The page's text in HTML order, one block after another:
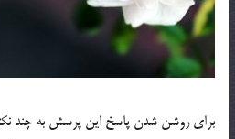
براي روشن شدن پاسخ اين پرسش به چند